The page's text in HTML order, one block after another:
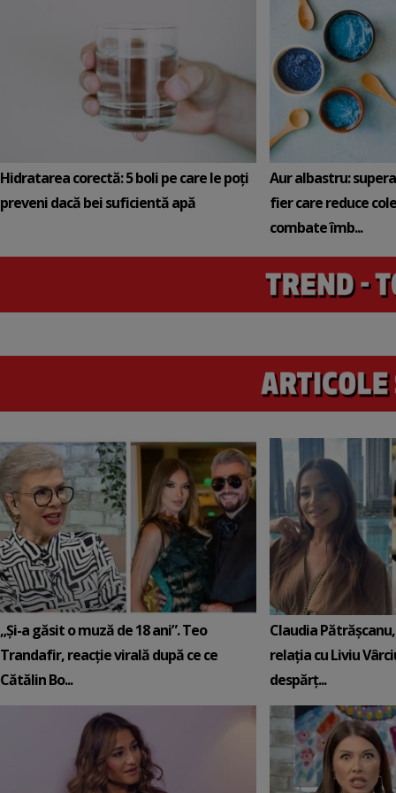
Hidratarea corectă: 5 boli pe care le poți
preveni dacă bei suficientă apă
Aur albastru:
fier care reduce
combate îmb...
„Și-a găsit o muză de 18 ani”. Teo
Trandafir, reacție virală după ce ce
Cătălin Bo...
Claudia
relația cu Liviu
despărț...